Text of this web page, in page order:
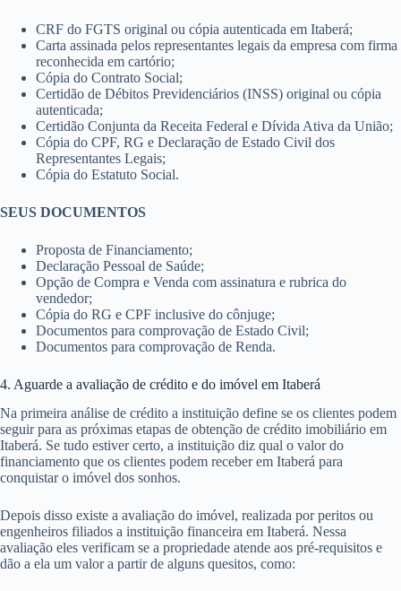
CRF do FGTS original ou cópia autenticada em Itaberá;
Carta assinada pelos representantes legais da empresa com firma
reconhecida em cartório;
Cópia do Contrato Social;
Certidão de Débitos Previdenciários (INSS) original ou cópia
autenticada;
Certidão Conjunta da Receita Federal e Dívida Ativa da União;
Cópia do CPF, RG e Declaração de Estado Civil dos
Representantes Legais;
Cópia do Estatuto Social.
SEUS DOCUMENTOS
Proposta de Financiamento;
Declaração Pessoal de Saúde;
Opção de Compra e Venda com assinatura e rubrica do
vendedor;
Cópia do RG e CPF inclusive do cônjuge;
Documentos para comprovação de Estado Civil;
Documentos para comprovação de Renda.
4. Aguarde a avaliação de crédito e do imóvel em Itaberá
Na primeira análise de crédito a instituição define se os clientes podem
seguir para as próximas etapas de obtenção de crédito imobiliário em
Itaberá. Se tudo estiver certo, a instituição diz qual o valor do
financiamento que os clientes podem receber em Itaberá para
conquistar o imóvel dos sonhos.
Depois disso existe a avaliação do imóvel, realizada por peritos ou
engenheiros filiados a instituição financeira em Itaberá. Nessa
avaliação eles verificam se a propriedade atende aos pré-requisitos e
dão a ela um valor a partir de alguns quesitos, como: